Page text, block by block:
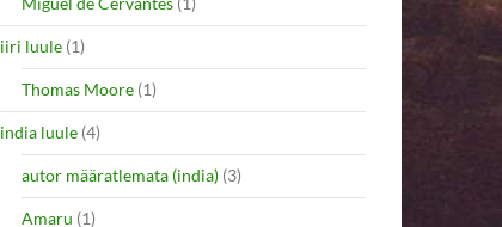
iiri luule (1)
Thomas Moore (1)
india luule (4)
autor määratlemata (india) (3)
Amaru (1)